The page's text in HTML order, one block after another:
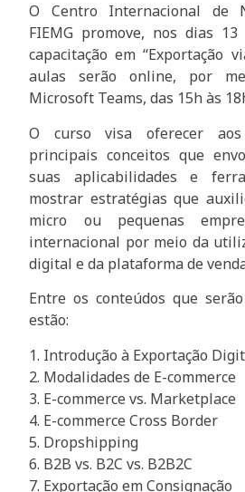
O Centro Internacional de
FIEMG promove, nos dias
capacitação em “Exportação
aulas serão online, por
Microsoft Teams, das 15h às
O curso visa oferecer
principais conceitos que
suas aplicabilidades e
mostrar estratégias que
micro ou pequenas
internacional por meio da
digital e da plataforma de
Entre os conteúdos que
estão:
1. Introdução à Exportação
2. Modalidades de E-commerce
3. E-commerce vs. Marketplace
4. E-commerce Cross Border
5. Dropshipping
6. B2B vs. B2C vs. B2B2C
7. Exportação em Consignação